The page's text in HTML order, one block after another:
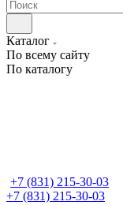
Каталог
По всему сайту
По каталогу
+7 (831) 215-30-03
+7 (831) 215-30-03